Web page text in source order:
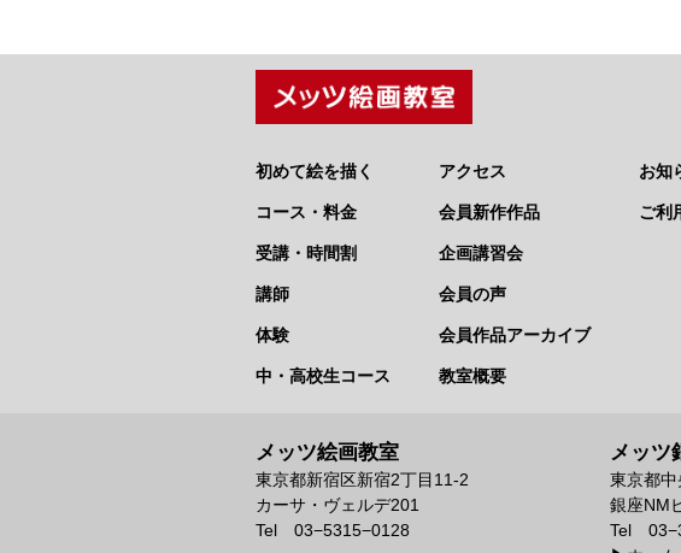
初めて絵を描く
コース・料金
受講・時間割
講師
体験
中・高校生コース
アクセス
会員新作作品
企画講習会
会員の声
会員作品アーカイブ
教室概要
お知
ご利
メッツ絵画教室
東京都新宿区新宿2丁目11-2
カーサ・ヴェルデ201
Tel 03−5315−0128
メッツ
東京都
銀座NM
Tel